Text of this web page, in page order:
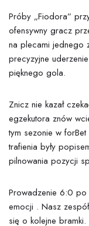
Próby „Fiodora”
ofensywny gracz
na plecami jednego
precyzyjne
pięknego gola.
Znicz nie kazał
egzekutora znów
tym sezonie w
trafienia były
pilnowania pozycji
Prowadzenie 6:0 po
emocji . Nasz
się o kolejne